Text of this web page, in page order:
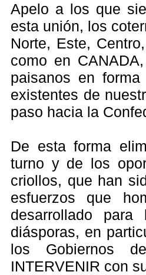
Apelo a los que
esta unión, los
Norte, Este,
como en
paisanos en
existentes de
paso hacia la
De esta forma
turno y de los
criollos, que han
esfuerzos que
desarrollado
diásporas, en
los Gobiernos
INTERVENIR con